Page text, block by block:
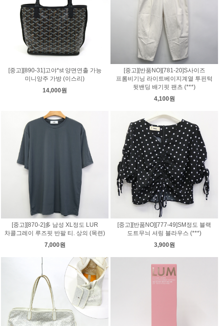
[중고][890-31]고야*st 양면연출 가능
미니앙주 가방 (이스리)
14,000원
[중고][반품NO][781-20]S사이즈
프롬비기닝 라이트베이지계열 투핀턱
뒷밴딩 배기핏 팬츠 (***)
4,100원
[중고][870-2]多 남성 XL정도 LUR
차콜그레이 루즈핏 반팔 티. 상의 (목련)
7,000원
[중고][반품NO][777-49]SM정도 블랙
도트무늬 셔링 블라우스 (***)
3,900원